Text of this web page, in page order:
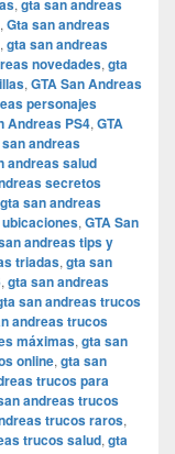
, gta san andreas
, Gta san andreas
, gta san andreas
novedades, gta
, GTA San Andreas
personajes
Andreas PS4, GTA
andreas
andreas salud
secretos
gta san andreas
, GTA San
andreas tips y
triadas, gta san
, gta san andreas
san andreas trucos
andreas trucos
máximas, gta san
online, gta san
trucos para
andreas trucos
trucos raros,
trucos salud, gta